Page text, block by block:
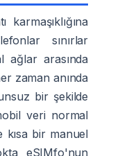
sınırlar
ağlar arasında
zaman anında
bir şekilde
veri normal
kısa bir manuel
eSIMfo'nun